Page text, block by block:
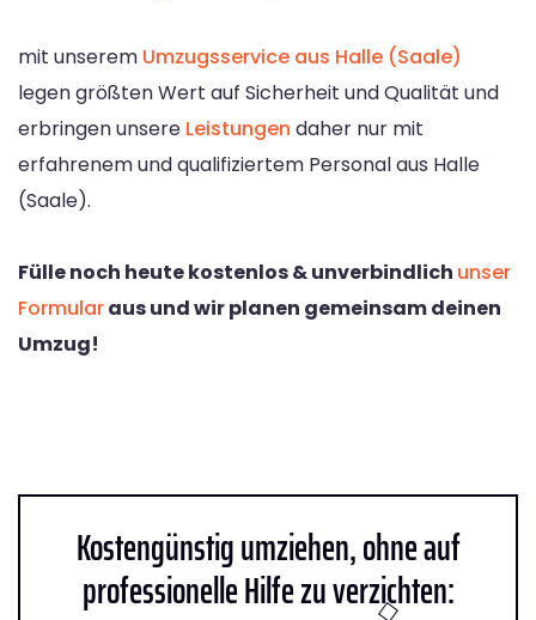
mit unserem Umzugsservice aus Halle (Saale)
legen größten Wert auf Sicherheit und Qualität und
erbringen unsere Leistungen daher nur mit
erfahrenem und qualifiziertem Personal aus Halle
(Saale).
Fülle noch heute kostenlos & unverbindlich unser
Formularaus und wir planen gemeinsam deinen
Umzug!
Kostengünstig umziehen, ohne auf
professionelle Hilfe zu verzichten: